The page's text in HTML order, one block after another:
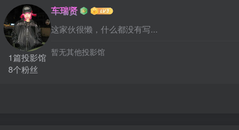
1篇投影馆
8个粉丝
车瑞贤
这家伙很懒，什么都没有写...
暂无其他投影馆